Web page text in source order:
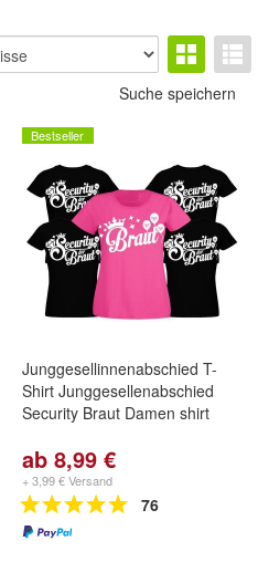
Suche speichern
Bestseller
Junggesellinnenabschied T-
Shirt Junggesellenabschied
Security Braut Damen shirt
ab 8,99 €
+ 3,99 € Versand
76